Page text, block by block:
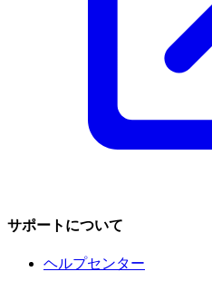
サポートについて
ヘルプセンター